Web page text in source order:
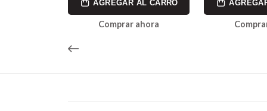
AGREGAR AL CARRO
Comprar ahora